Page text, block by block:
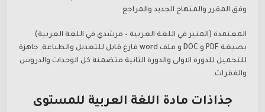
وفق المقرر والمنهاج الجديد والمراجع
المعتمدة (المنير في اللغة العربية – مرشدي في اللغة العربية)
بصيغة PDF و DOC و ملف word فارغ قابل للتعديل والطباعة, جاهزة
للتحميل للدورة الاولى والدورة الثانية متضمنة كل الوحدات والدروس
والفقرات.
جذاذات مادة اللغة العربية للمستوى